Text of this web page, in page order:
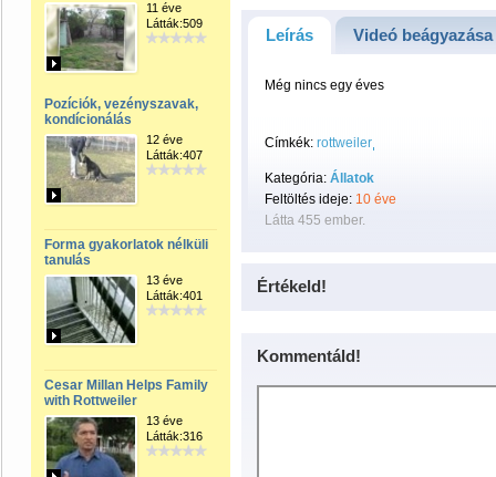
11 éve
Látták:509
Pozíciók, vezényszavak,
kondícionálás
12 éve
Látták:407
Forma gyakorlatok nélküli
tanulás
13 éve
Látták:401
Cesar Millan Helps Family
with Rottweiler
13 éve
Látták:316
Leírás Videó beágyazása
Még nincs egy éves
Címkék: rottweiler
Kategória: Állatok
Feltöltés ideje: 10 éve
Látta 455 ember.
Értékeld!
Kommentáld!